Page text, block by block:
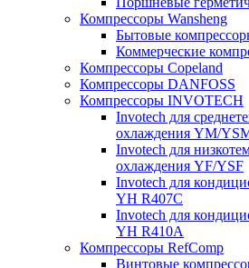
Компрессоры Wansheng
Бытовые
Коммерческие
Компрессоры Copeland
Компрессоры DANFOSS
Компрессоры INVOTECH
Invotech для
охлаждения YM/
Invotech для
охлаждения YF/YSF
Invotech для
YH R407C
Invotech для
YH R410A
Компрессоры RefComp
Винтовые